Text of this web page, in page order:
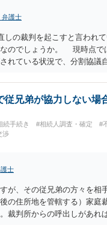
さい。 以上、ご参考まで。
弁護士
しの裁判を起こすと言われ
のでしょうか。 現時点で
れている状況で、分割協議
立証次第ですが、 ・御祖
跡鑑定 が提出されればその
伯母様自身が分割協議に加わ
分割協議を行う実益が誰に
と、実際に遺産分割協議の
い（立証のハードルは非常
従兄弟が協力しない場
続手続き #相続人調査・確定
#
渉
士
が、その従兄弟の方々を相
の住所地を管轄する）家庭
裁判所からの呼出しがあれ